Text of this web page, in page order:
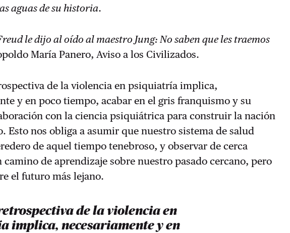
aguas de su historia.
le dijo al oído al maestro Jung: No saben que les traemos
María Panero, Aviso a los Civilizados.
de la violencia en psiquiatría implica,
y en poco tiempo, acabar en el gris franquismo y su
con la ciencia psiquiátrica para construir la nación
Esto nos obliga a asumir que nuestro sistema de salud
de aquel tiempo tenebroso, y observar de cerca
camino de aprendizaje sobre nuestro pasado cercano, pero
el futuro más lejano.
de la violencia en
implica, necesariamente y en